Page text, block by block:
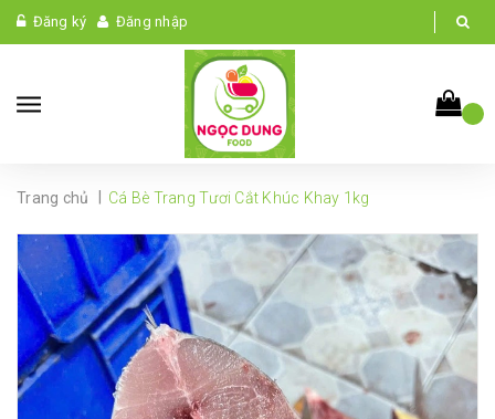
Đăng ký Đăng nhập
Trang chủ Cá Bè Trang Tươi Cắt Khúc Khay 1kg